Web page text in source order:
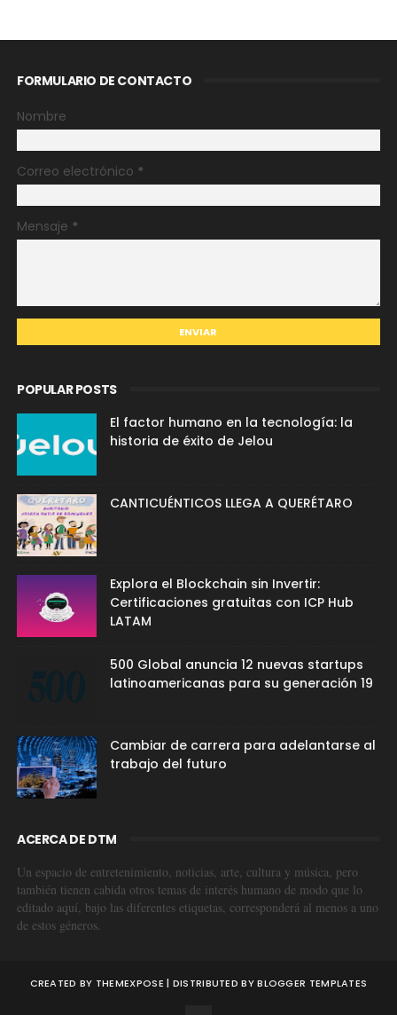
FORMULARIO DE CONTACTO
Nombre
Correo electrónico *
Mensaje *
POPULAR POSTS
El factor humano en la tecnología: la
historia de éxito de Jelou
CANTICUÉNTICOS LLEGA A QUERÉTARO
Explora el Blockchain sin Invertir:
Certificaciones gratuitas con ICP Hub
LATAM
500 Global anuncia 12 nuevas startups
latinoamericanas para su generación 19
Cambiar de carrera para adelantarse al
trabajo del futuro
ACERCA DE DTM
Un espacio de entretenimiento, noticias, arte, cultura y música, pero
también tienen cabida otros temas de interés humano de modo que lo
editado aquí, bajo las diferentes etiquetas, corresponderá al menos a uno
de estos géneros.
CREATED BY THEMEXPOSE | DISTRIBUTED BYBLOGGER TEMPLATES